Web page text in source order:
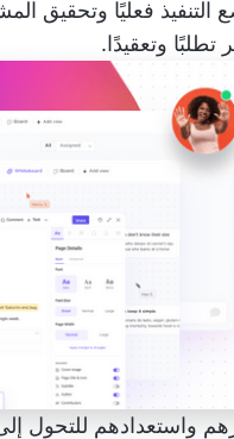
التنفيذ فعليًا وتحقيق
تطلبًا وتعقيدًا.
واستعدادهم للتحول